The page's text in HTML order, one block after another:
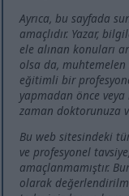
Ayrıca, bu sayfada
amaçlıdır. Yazar,
ele alınan konuları
olsa da,
eğitimli bir
yapmadan önce
zaman doktorunuza
Bu web sitesindeki
ve profesyonel
amaçlanmamıştır.
olarak